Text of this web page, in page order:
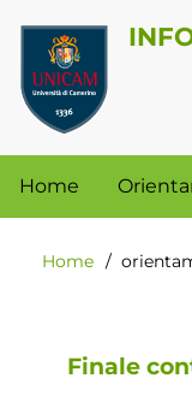
Salta
contenuto
principale
Menu
profilo
utente
Navigazione
Home
Briciole
pane
Home
Finale